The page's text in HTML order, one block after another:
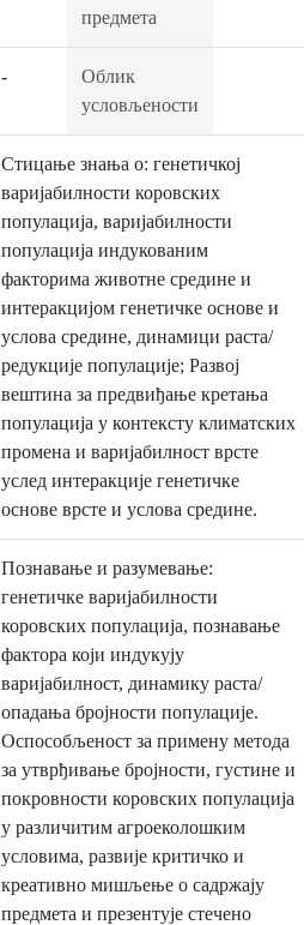
предмета
-
Облик
условљености
Стицање знања о: генетичкој
варијабилности коровских
популација, варијабилности
популација индукованим
факторима животне средине и
интеракцијом генетичке основе и
услова средине, динамици раста/
редукције популације; Развој
вештина за предвиђање кретања
популација у контексту климатских
промена и варијабилност врсте
услед интеракције генетичке
основе врсте и услова средине.
Познавање и разумевање:
генетичке варијабилности
коровских популација, познавање
фактора који индукују
варијабилност, динамику раста/
опадања бројности популације.
Оспособљеност за примену метода
за утврђивање бројности, густине и
покровности коровских популација
у различитим агроеколошким
условима, развије критичко и
креативно мишљење о садржају
предмета и презентује стечено